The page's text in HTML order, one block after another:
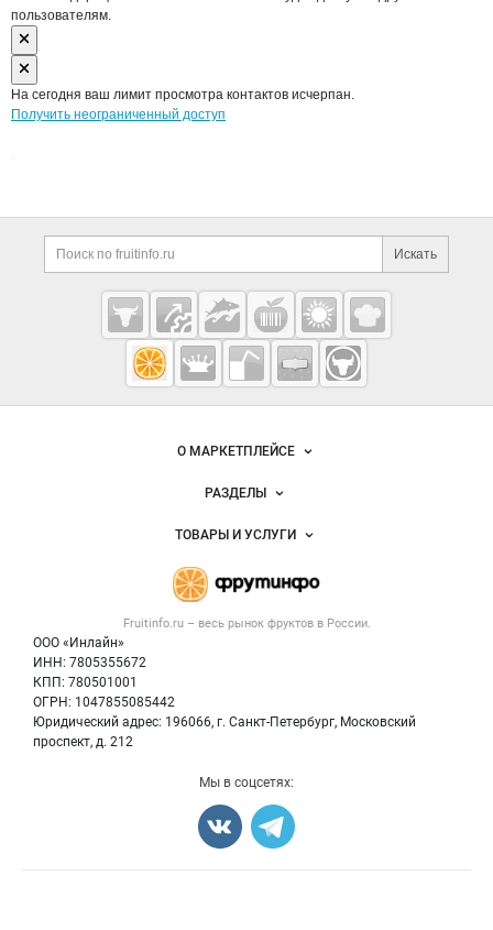
пользователям.
На сегодня ваш лимит просмотра контактов исчерпан.
Получить неограниченный доступ
Дополнительная информация
Поиск по сайту и
Искать
Cсылки на полезные проекты
Fruitinfo.ru
— рынок
фруктов
Важные разделы и контакты
Fruitinfo.ru – весь рынок фруктовв России.
ООО «Инлайн»
ИНН: 7805355672
КПП: 780501001
ОГРН: 1047855085442
Юридический адрес: 196066, г. Санкт-Петербург, Московский
проспект, д. 212
Навигация по сайтуО МАРКЕТПЛЕЙСЕ
Новости Fruitinfo.ru
Размещение рекламы
Публичная оферта
Контактная информация
Политика обработки персональных данных
РАЗДЕЛЫ
Объявления
Новости рынка
ТОВАРЫ И УСЛУГИ
Готовая продукция
Овощи
Фрукты
Мы в соцсетях: